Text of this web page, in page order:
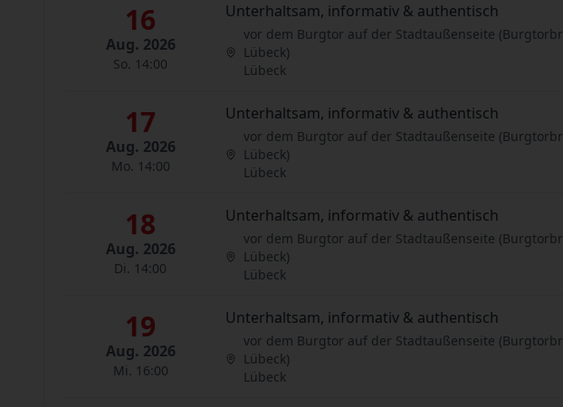
16
Aug. 2026
So. 14:00
Unterhaltsam, informativ & authentisch
vor dem Burgtor auf der Stadtaußenseite
Lübeck)
Lübeck
17
Aug. 2026
Mo. 14:00
Unterhaltsam, informativ & authentisch
vor dem Burgtor auf der Stadtaußenseite
Lübeck)
Lübeck
18
Aug. 2026
Di. 14:00
Unterhaltsam, informativ & authentisch
vor dem Burgtor auf der Stadtaußenseite
Lübeck)
Lübeck
19
Aug. 2026
Mi. 16:00
Unterhaltsam, informativ & authentisch
vor dem Burgtor auf der Stadtaußenseite
Lübeck)
Lübeck